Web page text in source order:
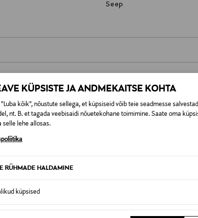
KÜPSISTE JA ANDMEKAITSE KOHTA
"Luba kõik", nõustute sellega, et küpsiseid võib teie seadmesse
nt. B. et tagada veebisaidi nõuetekohane toimimine. Saate oma
selle lehe allosas.
RÜHMADE HALDAMINE
küpsised
Seep
lepingust taganeda 30 päeva jooksul alates kauba
Tagastatavad suletud pakendis kosmeetika- ja
KA